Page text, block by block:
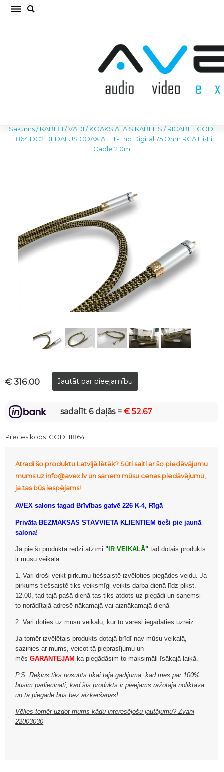
RICABLE COD: 11864 DC2 DEDALUS COAXIAL
Sākums/KABEĻI / VADI /KOAKSIĀLAIS KABELIS /RICABLE COD:
11864 DC2 DEDALUS COAXIAL Hi-End Digital 75 Ohm RCA Hi-Fi
Cable 2.0m
€ 316.00
sadalīt 6 daļās =€ 52.67
Preces kods: COD: 11864
Atradi šo produktu Latvijā lētāk? Sūti saiti ar šo piedāvājumu
mums uz info@avex.lv un saņem mūsu cenas piedāvājumu,
ja tas būs iespējams!
AVEX salons tagad Brīvības gatvē 226 K-4, Rīgā
Privāta BEZMAKSAS STĀVVIETA KLIENTIEM tieši pie jaunā
salona!
Ja pie šī produkta redzi atzīmi " IR VEIKALĀ" tad dotais produkts
ir mūsu veikalā
1. Vari droši veikt pirkumu tiešsaistē izvēloties piegādes veidu. Ja
pirkums tiešsaistē tiks veiksmīgi veikts darba dienā līdz plkst.
12.00, tad tajā pašā dienā tas tiks atdots uz piegādi un saņemsi
to norādītajā adresē nākamajā vai aiznākamajā dienā
2. Vari doties uz mūsu veikalu, kur to varēsi iegādāties uzreiz.
Ja tomēr izvēlētais produkts dotajā brīdī nav mūsu veikalā,
sazinies ar mums, veicot tā pieprasījumu un
mēsGARANTĒJAM ka piegādāsim to maksimāli īsākajā laikā.
P.S. Rēķins tiks nosūtīts tikai tajā gadījumā, kad mēs par 100%
būsim pārliecināti, kad šis produkts ir pieejams ražotāja noliktavā
un tā piegāde būs bez aizķeršanās!
Vēlies tomēr uzdot mums kādu interesējošu jautājumu? Zvani
22003030